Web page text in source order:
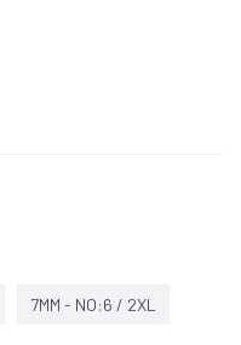
7MM - NO:6 / 2XL